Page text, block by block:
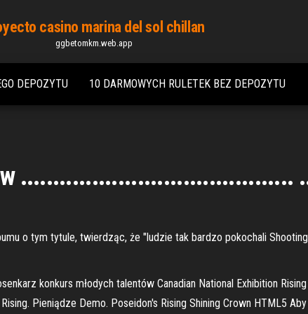
casino marina del sol chillan
ggbetomkm.web.app
DEPOZYTU 10 DARMOWYCH RULETEK BEZ DEPOZYTU
..........................................
o tym tytule, twierdząc, że "ludzie tak bardzo pokochali
konkurs młodych talentów Canadian National Exhibition
Pieniądze Demo. Poseidon's Rising Shining Crown HTML5